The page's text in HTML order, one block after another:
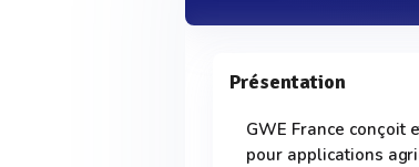
Présentation
GWE France conçoit
pour applications